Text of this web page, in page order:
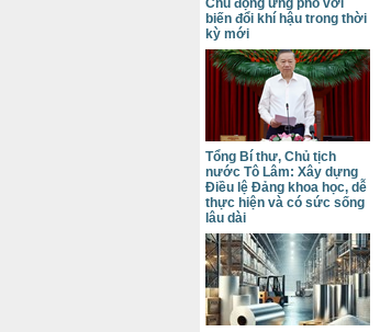
Chủ động ứng phó với
biến đổi khí hậu trong thời
kỳ mới
Tổng Bí thư, Chủ tịch
nước Tô Lâm: Xây dựng
Điều lệ Đảng khoa học, dễ
thực hiện và có sức sống
lâu dài